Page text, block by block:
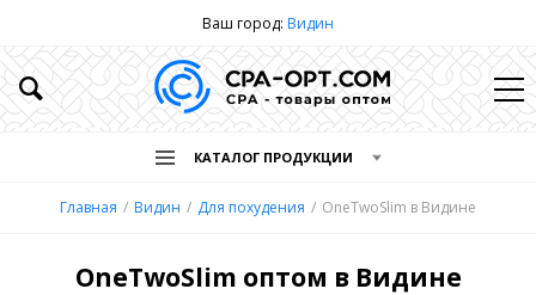
Ваш город: Видин
КАТАЛОГ ПРОДУКЦИИ
Главная Видин Для похудения OneTwoSlim в Видине
OneTwoSlim оптом в Видине